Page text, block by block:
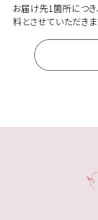
お届け先1箇所につ
料とさせていただきま